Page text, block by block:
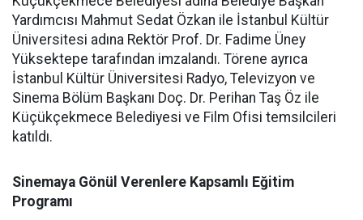
Yardımcısı Mahmut Sedat Özkan ile İstanbul Kültür
Üniversitesi adına Rektör Prof. Dr. Fadime Üney
Yüksektepe tarafından imzalandı. Törene ayrıca
İstanbul Kültür Üniversitesi Radyo, Televizyon ve
Sinema Bölüm Başkanı Doç. Dr. Perihan Taş Öz ile
Küçükçekmece Belediyesi ve Film Ofisi temsilcileri
katıldı.
Sinemaya Gönül Verenlere Kapsamlı Eğitim
Programı